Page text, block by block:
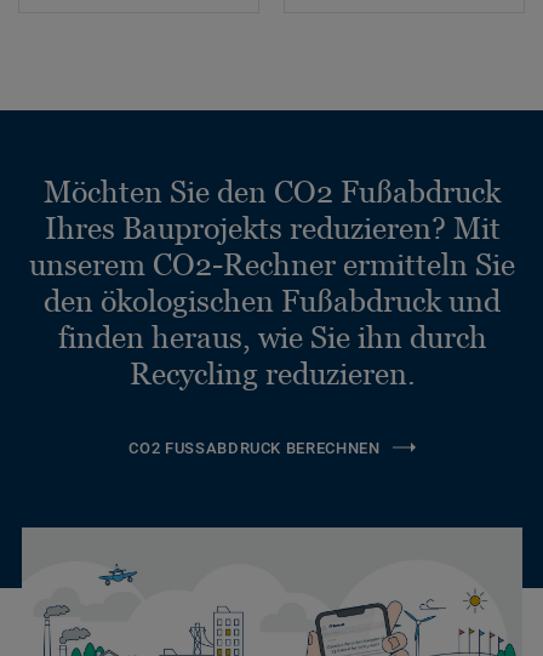
Möchten Sie den CO2 Fußabdruck
Ihres Bauprojekts reduzieren? Mit
unserem CO2-Rechner ermitteln Sie
den ökologischen Fußabdruck und
finden heraus, wie Sie ihn durch
Recycling reduzieren.
CO2 FUSSABDRUCK BERECHNEN